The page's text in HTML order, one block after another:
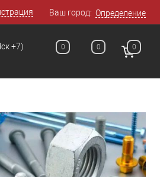
Ваш город: Определение
+7) 0 0 0